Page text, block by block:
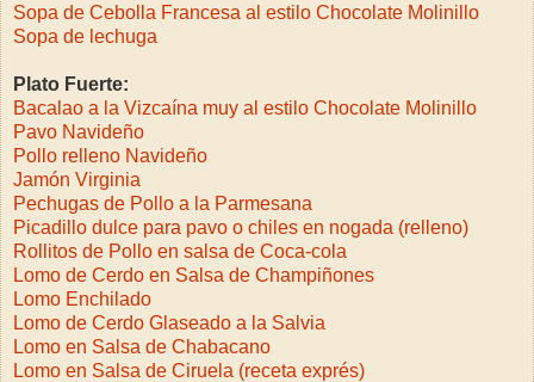
Sopa de Cebolla Francesa al estilo Chocolate Molinillo
Sopa de lechuga
Plato Fuerte:
Bacalao a la Vizcaína muy al estilo Chocolate Molinillo
Pavo Navideño
Pollo relleno Navideño
Jamón Virginia
Pechugas de Pollo a la Parmesana
Picadillo dulce para pavo o chiles en nogada (relleno)
Rollitos de Pollo en salsa de Coca-cola
Lomo de Cerdo en Salsa de Champiñones
Lomo Enchilado
Lomo de Cerdo Glaseado a la Salvia
Lomo en Salsa de Chabacano
Lomo en Salsa de Ciruela (receta exprés)